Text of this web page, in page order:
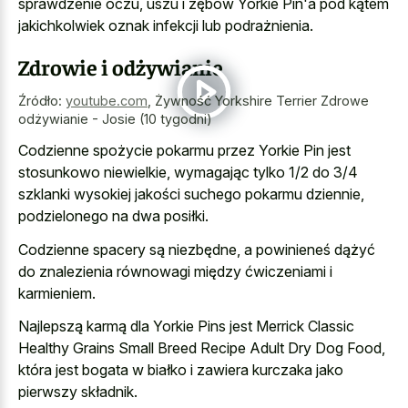
jakichkolwiek oznak infekcji lub podrażnienia.
Zdrowie i odżywianie
Źródło: youtube.com Żywność Yorkshire Terrier Zdrowe
odżywianie - Josie (10 tygodni)
Codzienne spożycie pokarmu przez Yorkie Pin jest
stosunkowo niewielkie, wymagając tylko 1/2 do 3/4
szklanki wysokiej jakości suchego pokarmu dziennie,
podzielonego na dwa posiłki.
Codzienne spacery są niezbędne, a powinieneś dążyć
do znalezienia równowagi między ćwiczeniami i
karmieniem.
Najlepszą karmą dla Yorkie Pins jest Merrick Classic
Healthy Grains Small Breed Recipe Adult Dry Dog Food,
która jest bogata w białko i zawiera kurczaka jako
pierwszy składnik.